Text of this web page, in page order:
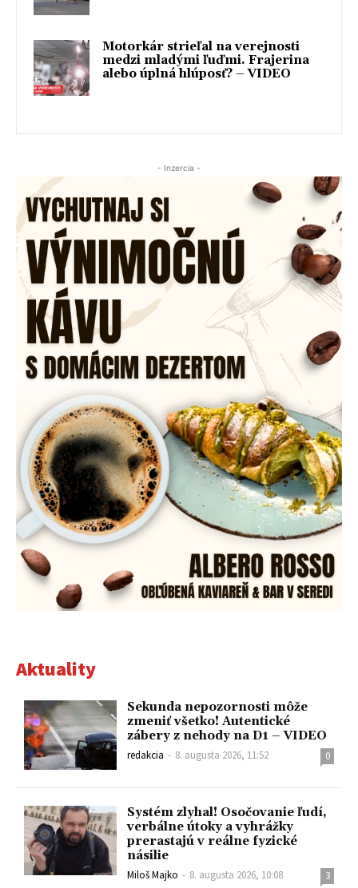
Motorkár strieľal na verejnosti
medzi mladými ľuďmi. Frajerina
alebo úplná hlúposť? – VIDEO
- Inzercia -
Aktuality
Sekunda nepozornosti môže
zmeniť všetko! Autentické
zábery z nehody na D1 – VIDEO
redakcia - 8. augusta 2026, 11:52 0
Systém zlyhal! Osočovanie ľudí,
verbálne útoky a vyhrážky
prerastajú v reálne fyzické
násilie
Miloš Majko - 8. augusta 2026, 10:08 3